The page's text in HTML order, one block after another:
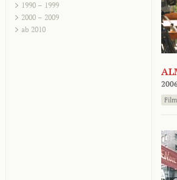
1990 – 1999
2000 – 2009
ab 2010